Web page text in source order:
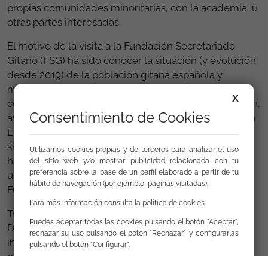
propias comunidades minoritarias, con la academia u
otras partes interesadas.
El motivo de la visita a la Fundación Secretariado
Gitano (FSG) ha sido conocer la situación (y evolución
desde 2019) de la población gitana española y
migrante en España. Desde FSG hemos compartido
con el Comité un análisis sobre la situación, evolución,
avances y retos pendientes de la población gitana en
España, haciendo además un especial hincapié en la
situación especifica de vulnerabilidad que sufren los
habitantes de la Cañada Real en Madrid, realizando
un acompañamiento in situ por parte del equipo de
Fundación Secretariado Gitano que trabaja allí
Tras su visita, el Comité Consultivo adoptará un
Dictamen (informe de seguimiento), sobre el que se
invitará a las autoridades nacionales a presentar
X
Consentimiento de Cookies
Utilizamos cookies propias y de terceros para analizar el uso
del sitio web y/o mostrar publicidad relacionada con tu
preferencia sobre la base de un perfil elaborado a partir de tu
hábito de navegación (por ejemplo, páginas visitadas).
Para más información consulta la política de cookies.
Puedes aceptar todas las cookies pulsando el botón "Aceptar",
rechazar su uso pulsando el botón "Rechazar" y configurarlas
pulsando el botón "Configurar".